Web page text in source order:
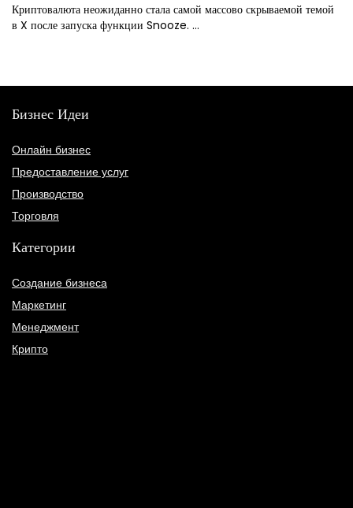
Криптовалюта неожиданно стала самой массово скрываемой темой
в X после запуска функции Snooze. ...
Бизнес Идеи
Онлайн бизнес
Предоставление услуг
Производство
Торговля
Категории
Создание бизнеса
Маркетинг
Менеджмент
Крипто